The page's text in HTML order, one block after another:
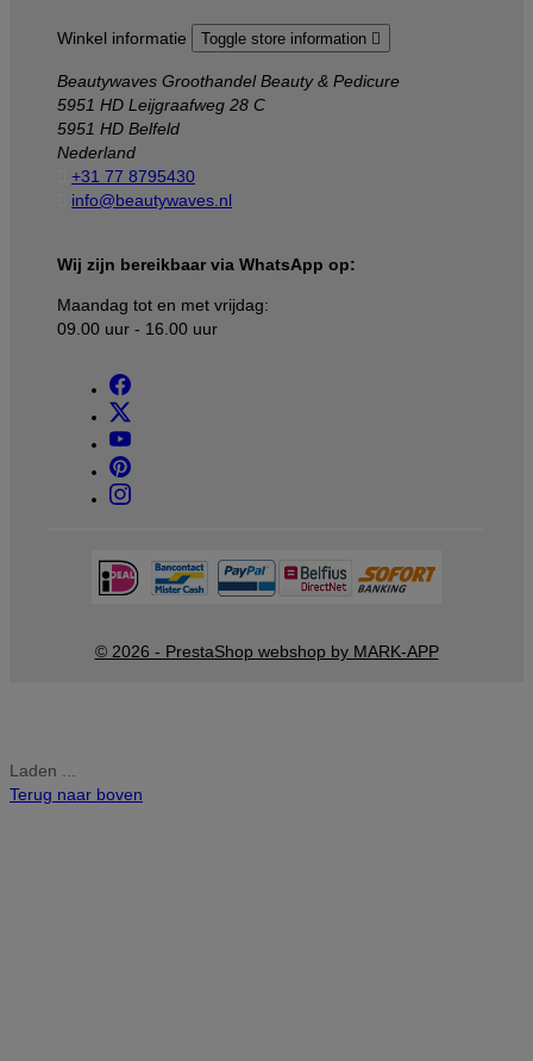
Winkel informatie Toggle store information 
Beautywaves Groothandel Beauty & Pedicure
5951 HD Leijgraafweg 28 C
5951 HD Belfeld
Nederland
+31 77 8795430
info@beautywaves.nl
Wij zijn bereikbaar via WhatsApp op:
Maandag tot en met vrijdag:
09.00 uur - 16.00 uur
© 2026 - PrestaShop webshop by MARK-APP
Laden ...
Terug naar boven